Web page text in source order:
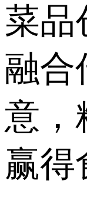
菜品
融合
意，
赢得